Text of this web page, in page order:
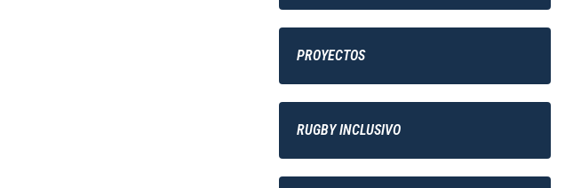
PROYECTOS
RUGBY INCLUSIVO